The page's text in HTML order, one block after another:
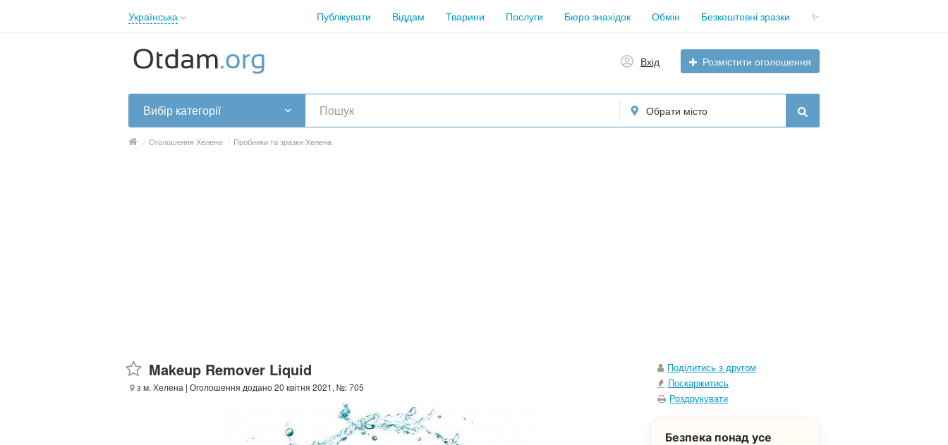
Українська
English
Русский
Українська
Публікувати Віддам Тварини Послуги Бюро знахідок Обмін Безкоштовні зразки ✨
Вхід Розмістити оголошення
Вибір категорії Обрати місто
/ Оголошення Хелена / Пробники та зразки Хелена
Makeup Remover Liquid
з м. Хелена | Оголошення додано 20 квітня 2021, №: 705
Поділитись з другом
Поскаржитись
Роздрукувати
Безпека понад усе